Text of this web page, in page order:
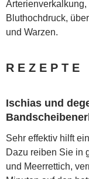
Bluthochdruck,
und Warzen.
R E Z E P T E
Ischias und
Sehr effektiv hilft
Dazu reiben Sie in
und Meerrettich,